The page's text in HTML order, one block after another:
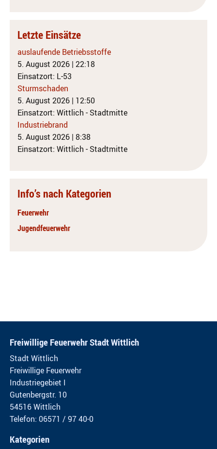
Letzte Einsätze
auslaufende Betriebsstoffe
5. August 2026 | 22:18
Einsatzort: L-53
Sturmschaden
5. August 2026 | 12:50
Einsatzort: Wittlich - Stadtmitte
Industriebrand
5. August 2026 | 8:38
Einsatzort: Wittlich - Stadtmitte
Info’s nach Kategorien
Feuerwehr
Jugendfeuerwehr
Freiwillige Feuerwehr Stadt Wittlich
Stadt Wittlich
Freiwillige Feuerwehr
Industriegebiet I
Gutenbergstr. 10
54516 Wittlich
Telefon: 06571 / 97 40-0
Kategorien